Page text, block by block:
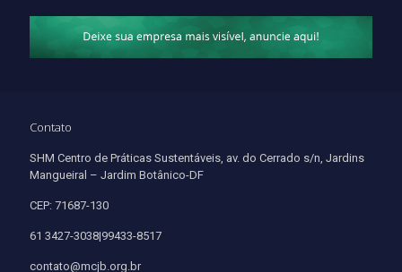
Contato
SHM Centro de Práticas Sustentáveis, av. do Cerrado s/n, Jardins
Mangueiral – Jardim Botânico-DF
CEP: 71687-130
61 3427-3038|99433-8517
contato@mcjb.org.br